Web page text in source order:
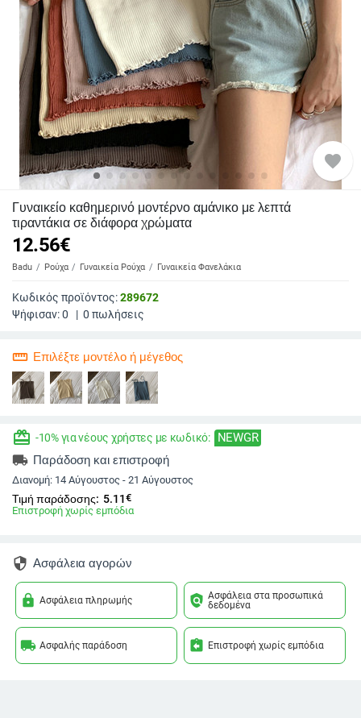
favorite
Γυναικείο καθημερινό μοντέρνο αμάνικο με λεπτά
τιραντάκια σε διάφορα χρώματα
12.56€
Badu Ρούχα Γυναικεία Ρούχα Γυναικεία Φανελάκια
Κωδικός προϊόντος:289672
Ψήφισαν:0 | 0 πωλήσεις
straighten Επιλέξτε μοντέλο ή μέγεθος
redeem -10% για νέους χρήστες με κωδικό: NEWGR
local_shipping Παράδοση και επιστροφή
Διανομή: 14 Αύγουστος - 21 Αύγουστος
Τιμή παράδοσης: 5.11€
Επιστροφή χωρίς εμπόδια
security Ασφάλεια αγορών
lock Ασφάλεια πληρωμής policy Ασφάλεια στα προσωπικά
δεδομένα
local_shipping Ασφαλής παράδοση assignment_return Επιστροφή χωρίς εμπόδια